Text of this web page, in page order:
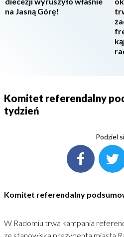
na Jasną Górę!
Komitet referendalny
tydzień
Podziel
Komitet referendalny
W Radomiu trwa kampania